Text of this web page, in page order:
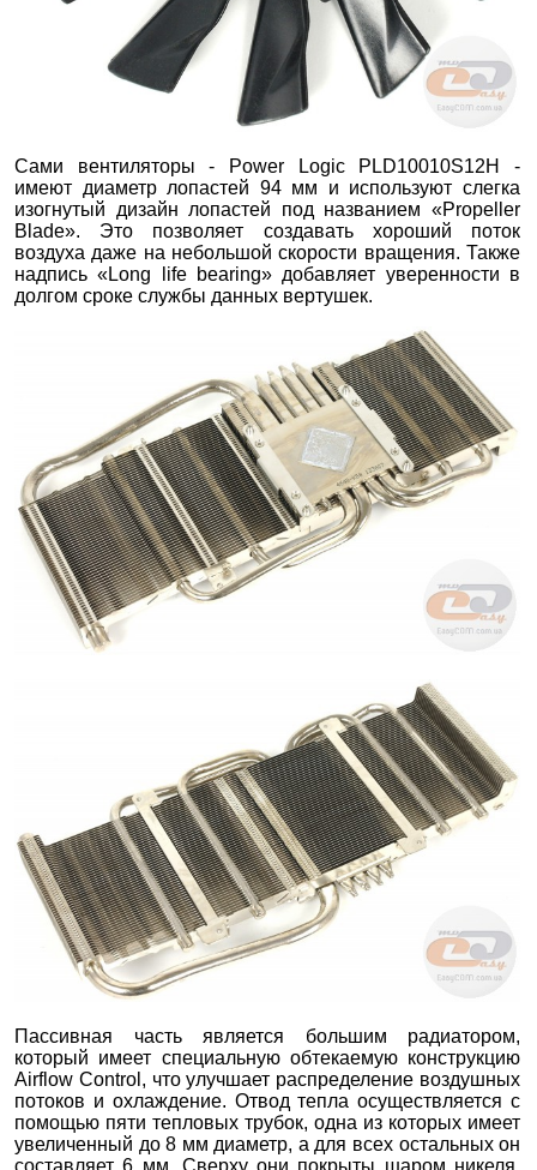
Сами вентиляторы - Power Logic PLD10010S12H -
имеют диаметр лопастей 94 мм и используют слегка
изогнутый дизайн лопастей под названием «Propeller
Blade». Это позволяет создавать хороший поток
воздуха даже на небольшой скорости вращения. Также
надпись «Long life bearing» добавляет уверенности в
долгом сроке службы данных вертушек.
Пассивная часть является большим радиатором,
который имеет специальную обтекаемую конструкцию
Airflow Control, что улучшает распределение воздушных
потоков и охлаждение. Отвод тепла осуществляется с
помощью пяти тепловых трубок, одна из которых имеет
увеличенный до 8 мм диаметр, а для всех остальных он